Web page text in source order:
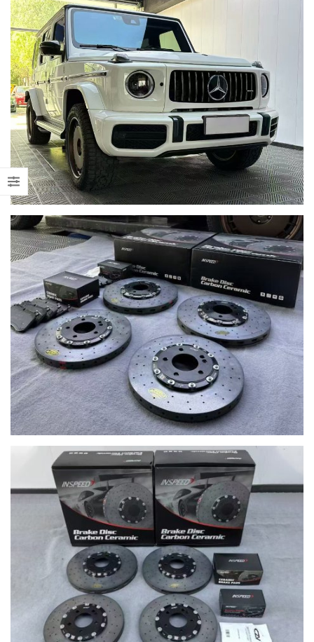
【打造一部更簡潔有力的Honda
Type-R FL5?!】
【電車買鈴有什麼要注意!! 承重
能力好重要!!】
【全球限量一部!! McLaren
650S Project Kilo升級攻